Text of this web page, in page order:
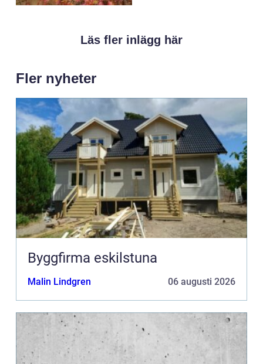
Läs fler inlägg här
Fler nyheter
Byggfirma eskilstuna
Malin Lindgren 06 augusti 2026